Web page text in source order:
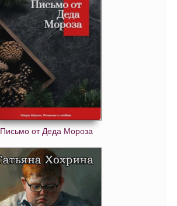
Письмо от Деда Мороза